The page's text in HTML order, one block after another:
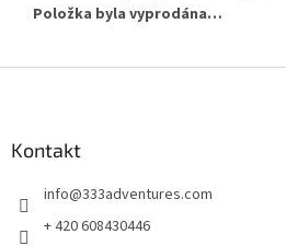
Položka byla vyprodána…
Kontakt
info@333adventures.com
+ 420 608430446